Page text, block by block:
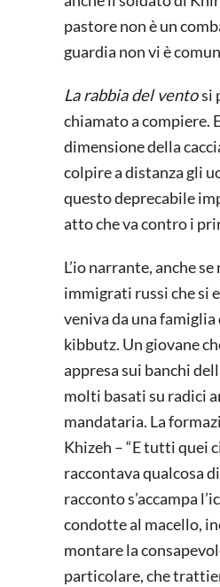
pastore non è un
guardia non vi è
La rabbia del ventosi
chiamato a compiere.
dimensione della
colpire a distanza gli
questo deprecabile
atto che va contro i
L’io narrante, anche
immigrati russi che si
veniva da una
kibbutz. Un giovane
appresa sui banchi
molti basati su radici
mandataria. La
Khizeh – “E tutti quei
raccontava qualcosa
racconto s’accampa
condotte al macello,
montare la
particolare, che